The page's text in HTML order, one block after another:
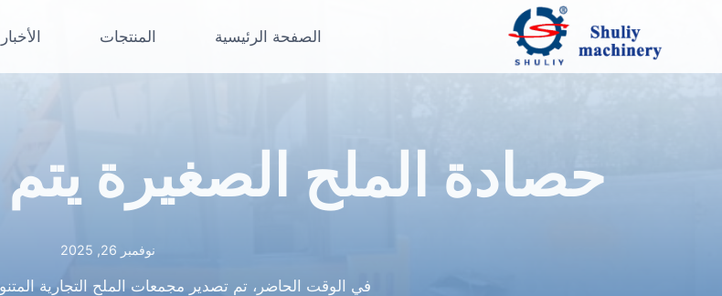
الصفحة الرئيسية المنتجات الأخبار
حصادة الملح الصغيرة
نوفمبر 26, 2025